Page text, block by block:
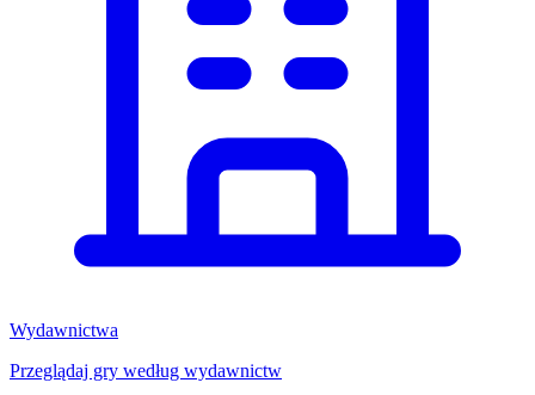
Wydawnictwa
Przeglądaj gry według wydawnictw